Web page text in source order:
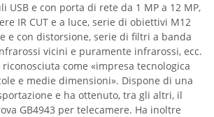
USB e con porta di rete da 1 MP a 12 MP,
IR CUT e a luce, serie di obiettivi M12
e con distorsione, serie di filtri a banda
vicini e puramente infrarossi, ecc.
riconosciuta come «impresa tecnologica
e medie dimensioni». Dispone di una
e ha ottenuto, tra gli altri, il
GB4943 per telecamere. Ha inoltre